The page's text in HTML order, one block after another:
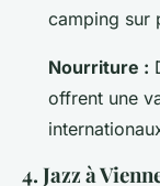
camping sur
Nourriture :
offrent une
4. Jazz à